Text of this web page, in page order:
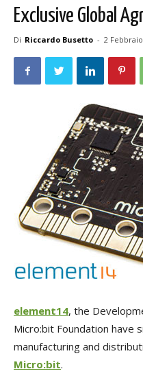
Exclusive Global
Di Riccardo Busetto - 2
element14, the
Micro:bit Foundation have
manufacturing and
Micro:bit.